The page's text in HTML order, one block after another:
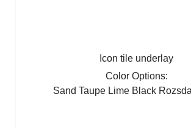
Icon tile underlay
Color Options:
SandTaupe Lime Black